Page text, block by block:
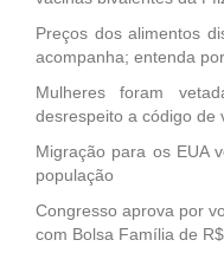
Preços dos alimentos
acompanha; entenda
Mulheres foram
desrespeito a código de
Migração para os EUA
população
Congresso aprova por
com Bolsa Família de